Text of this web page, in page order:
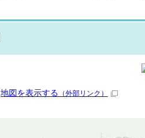
地図を表示する （外部リンク）